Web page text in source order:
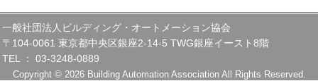
一般社団法人ビルディング・オートメーション協会
〒104-0061 東京都中央区銀座2-14-5 TWG銀座イースト8階
TEL ： 03-3248-0889
Copyright © 2026 Building Automation Association All Rights Reserved.